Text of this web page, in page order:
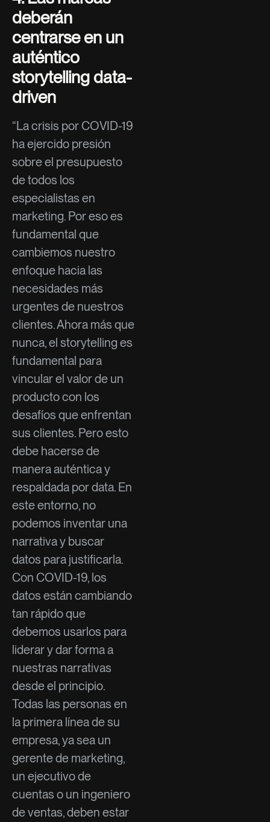
deberán
centrarse en un
auténtico
storytelling data-
driven
“La crisis por COVID-19
ha ejercido presión
sobre el presupuesto
de todos los
especialistas en
marketing. Por eso es
fundamental que
cambiemos nuestro
enfoque hacia las
necesidades más
urgentes de nuestros
clientes. Ahora más que
nunca, el storytelling es
fundamental para
vincular el valor de un
producto con los
desafíos que enfrentan
sus clientes. Pero esto
debe hacerse de
manera auténtica y
respaldada por data. En
este entorno, no
podemos inventar una
narrativa y buscar
datos para justificarla.
Con COVID-19, los
datos están cambiando
tan rápido que
debemos usarlos para
liderar y dar forma a
nuestras narrativas
desde el principio.
Todas las personas en
la primera línea de su
empresa, ya sea un
gerente de marketing,
un ejecutivo de
cuentas o un ingeniero
de ventas, deben estar